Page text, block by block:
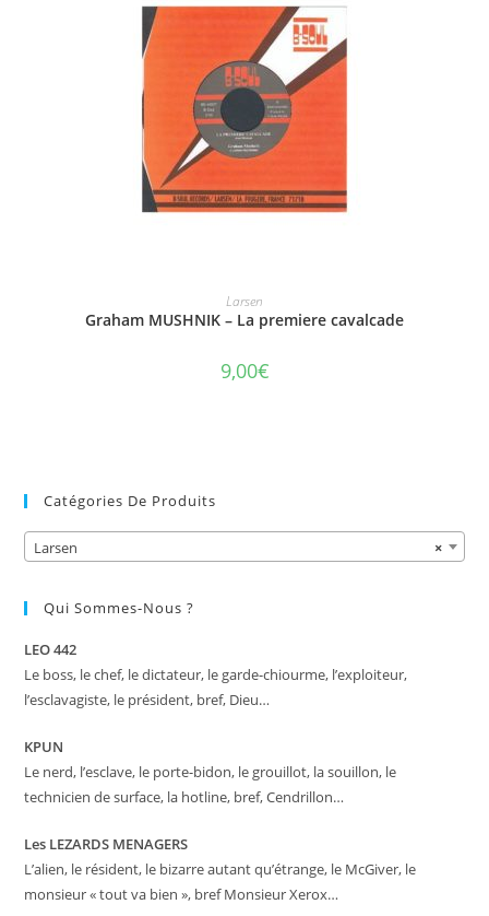
AJOUTER AU PANIER
Larsen
Graham MUSHNIK – La premiere cavalcade
9,00€
Catégories De Produits
×
Larsen
Qui Sommes-Nous ?
LEO 442
Le boss, le chef, le dictateur, le garde-chiourme, l’exploiteur,
l’esclavagiste, le président, bref, Dieu…
KPUN
Le nerd, l’esclave, le porte-bidon, le grouillot, la souillon, le
technicien de surface, la hotline, bref, Cendrillon…
Les LEZARDS MENAGERS
L’alien, le résident, le bizarre autant qu’étrange, le McGiver, le
monsieur « tout va bien », bref Monsieur Xerox…